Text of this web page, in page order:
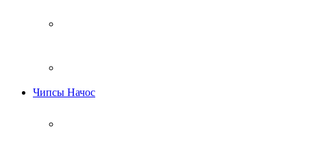
Чипсы Начос